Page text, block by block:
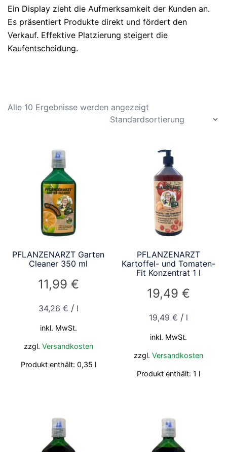
Ein Display zieht die Aufmerksamkeit der Kunden an.
Es präsentiert Produkte direkt und fördert den
Verkauf. Effektive Platzierung steigert die
Kaufentscheidung.
Alle 10 Ergebnisse werden angezeigt
PFLANZENARZT Garten
Cleaner 350 ml
11,99 €
34,26 € / l
inkl. MwSt.
zzgl. Versandkosten
Produkt enthält: 0,35 l
PFLANZENARZT
Kartoffel- und Tomaten-
Fit Konzentrat 1 l
19,49€
19,49€ / l
inkl. MwSt.
zzgl.Versandkosten
Produkt enthält: 1 l